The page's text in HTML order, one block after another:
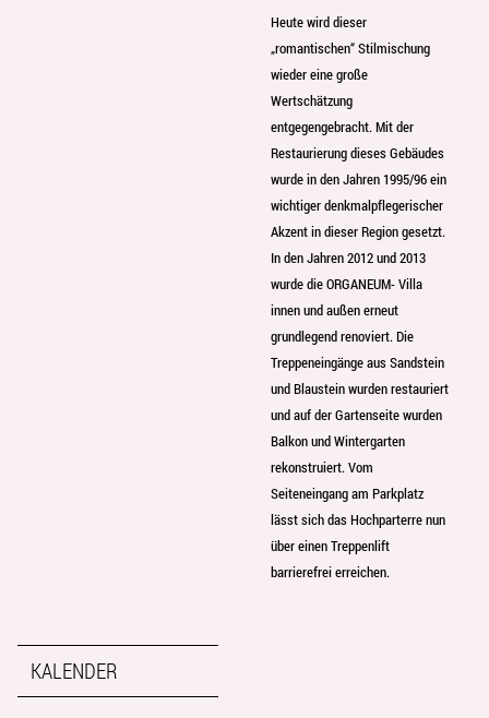
Heute wird dieser
„romantischen“ Stilmischung
wieder eine große
Wertschätzung
entgegengebracht. Mit der
Restaurierung dieses Gebäudes
wurde in den Jahren 1995/96 ein
wichtiger denkmalpflegerischer
Akzent in dieser Region gesetzt.
In den Jahren 2012 und 2013
wurde die ORGANEUM- Villa
innen und außen erneut
grundlegend renoviert. Die
Treppeneingänge aus Sandstein
und Blaustein wurden restauriert
und auf der Gartenseite wurden
Balkon und Wintergarten
rekonstruiert. Vom
Seiteneingang am Parkplatz
lässt sich das Hochparterre nun
über einen Treppenlift
barrierefrei erreichen.
KALENDER